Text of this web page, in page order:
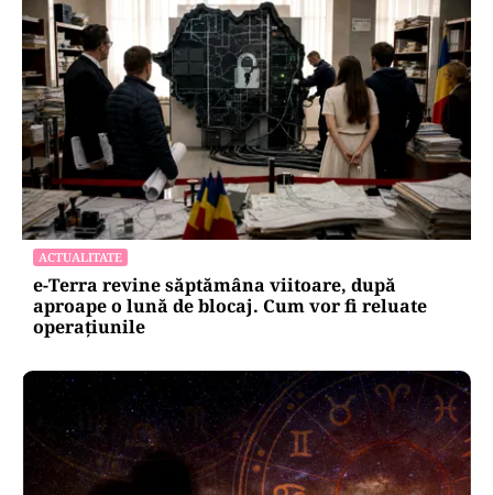
ACTUALITATE
e-Terra revine săptămâna viitoare, după
aproape o lună de blocaj. Cum vor fi reluate
operațiunile